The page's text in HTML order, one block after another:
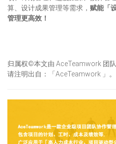
算、设计成果管理等需求， 赋能「
管理更高效！
归属权©本文由 AceTeamwork 团
请注明出自：「AceTeamwork 」。